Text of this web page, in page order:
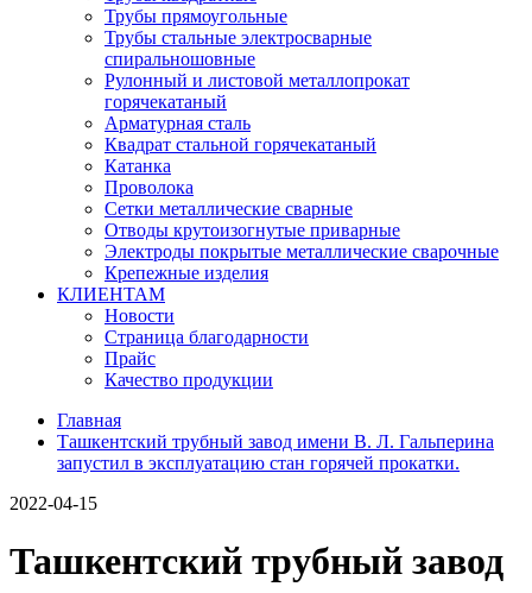
Трубы прямоугольные
Трубы стальные электросварные
спиральношовные
Рулонный и листовой металлопрокат
горячекатаный
Арматурная сталь
Квадрат стальной горячекатаный
Катанка
Проволока
Сетки металлические сварные
Отводы крутоизогнутые приварные
Электроды покрытые металлические сварочные
Крепежные изделия
КЛИЕНТАМ
Новости
Страница благодарности
Прайс
Качество продукции
Главная
Ташкентский трубный завод имени В. Л. Гальперина
запустил в эксплуатацию стан горячей прокатки.
2022-04-15
Ташкентский трубный завод